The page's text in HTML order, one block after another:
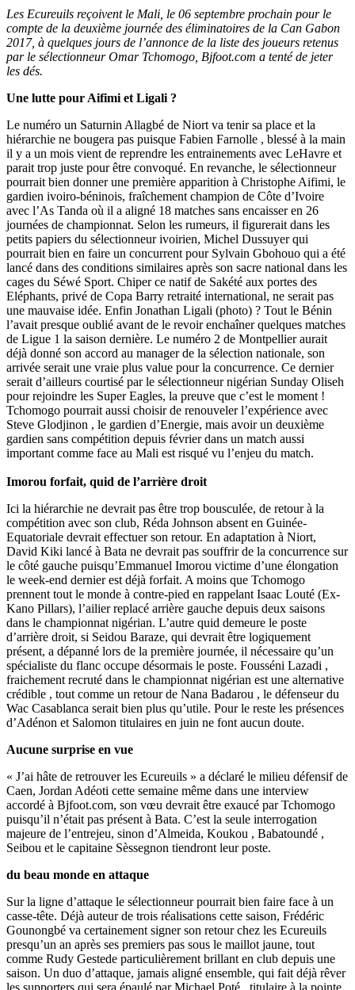
Les Ecureuils reçoivent le Mali, le 06 septembre prochain pour le
compte de la deuxième journée des éliminatoires de la Can Gabon
2017, à quelques jours de l’annonce de la liste des joueurs retenus
par le sélectionneur Omar Tchomogo, Bjfoot.com a tenté de jeter
les dés.
Une lutte pour Aifimi et Ligali ?
Le numéro un Saturnin Allagbé de Niort va tenir sa place et la
hiérarchie ne bougera pas puisque Fabien Farnolle , blessé à la main
il y a un mois vient de reprendre les entrainements avec LeHavre et
parait trop juste pour être convoqué. En revanche, le sélectionneur
pourrait bien donner une première apparition à Christophe Aifimi, le
gardien ivoiro-béninois, fraîchement champion de Côte d’Ivoire
avec l’As Tanda où il a aligné 18 matches sans encaisser en 26
journées de championnat. Selon les rumeurs, il figurerait dans les
petits papiers du sélectionneur ivoirien, Michel Dussuyer qui
pourrait bien en faire un concurrent pour Sylvain Gbohouo qui a été
lancé dans des conditions similaires après son sacre national dans les
cages du Séwé Sport. Chiper ce natif de Sakété aux portes des
Eléphants, privé de Copa Barry retraité international, ne serait pas
une mauvaise idée. Enfin Jonathan Ligali (photo) ? Tout le Bénin
l’avait presque oublié avant de le revoir enchaîner quelques matches
de Ligue 1 la saison dernière. Le numéro 2 de Montpellier aurait
déjà donné son accord au manager de la sélection nationale, son
arrivée serait une vraie plus value pour la concurrence. Ce dernier
serait d’ailleurs courtisé par le sélectionneur nigérian Sunday Oliseh
pour rejoindre les Super Eagles, la preuve que c’est le moment !
Tchomogo pourrait aussi choisir de renouveler l’expérience avec
Steve Glodjinon , le gardien d’Energie, mais avoir un deuxième
gardien sans compétition depuis février dans un match aussi
important comme face au Mali est risqué vu l’enjeu du match.
Imorou forfait, quid de l’arrière droit
Ici la hiérarchie ne devrait pas être trop bousculée, de retour à la
compétition avec son club, Réda Johnson absent en Guinée-
Equatoriale devrait effectuer son retour. En adaptation à Niort,
David Kiki lancé à Bata ne devrait pas souffrir de la concurrence sur
le côté gauche puisqu’Emmanuel Imorou victime d’une élongation
le week-end dernier est déjà forfait. A moins que Tchomogo
prennent tout le monde à contre-pied en rappelant Isaac Louté (Ex-
Kano Pillars), l’ailier replacé arrière gauche depuis deux saisons
dans le championnat nigérian. L’autre quid demeure le poste
d’arrière droit, si Seidou Baraze, qui devrait être logiquement
présent, a dépanné lors de la première journée, il nécessaire qu’un
spécialiste du flanc occupe désormais le poste. Fousséni Lazadi ,
fraichement recruté dans le championnat nigérian est une alternative
crédible , tout comme un retour de Nana Badarou , le défenseur du
Wac Casablanca serait bien plus qu’utile. Pour le reste les présences
d’Adénon et Salomon titulaires en juin ne font aucun doute.
Aucune surprise en vue
« J’ai hâte de retrouver les Ecureuils » a déclaré le milieu défensif de
Caen, Jordan Adéoti cette semaine même dans une interview
accordé à Bjfoot.com, son vœu devrait être exaucé par Tchomogo
puisqu’il n’était pas présent à Bata. C’est la seule interrogation
majeure de l’entrejeu, sinon d’Almeida, Koukou , Babatoundé ,
Seibou et le capitaine Sèssegnon tiendront leur poste.
du beau monde en attaque
Sur la ligne d’attaque le sélectionneur pourrait bien faire face à un
casse-tête. Déjà auteur de trois réalisations cette saison, Frédéric
Gounongbé va certainement signer son retour chez les Ecureuils
presqu’un an après ses premiers pas sous le maillot jaune, tout
comme Rudy Gestede particulièrement brillant en club depuis une
saison. Un duo d’attaque, jamais aligné ensemble, qui fait déjà rêver
les supporters qui sera épaulé par Michael Poté , titulaire à la pointe